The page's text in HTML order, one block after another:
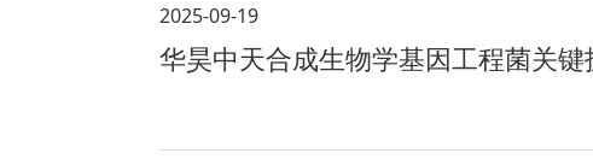
2025-09-19
华昊中天合成生物学基因工程菌关键